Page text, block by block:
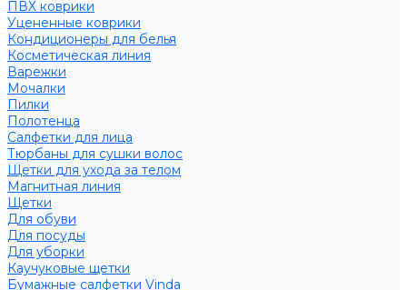
ПВХ коврики
Уцененные коврики
Кондиционеры для белья
Косметическая линия
Варежки
Мочалки
Пилки
Полотенца
Салфетки для лица
Тюрбаны для сушки волос
Щетки для ухода за телом
Магнитная линия
Щетки
Для обуви
Для посуды
Для уборки
Каучуковые щетки
Бумажные салфетки Vinda